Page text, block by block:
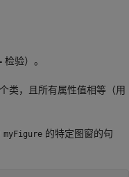
检验）。
类，且所有属性值相等（用
myFigure 的特定图窗的句